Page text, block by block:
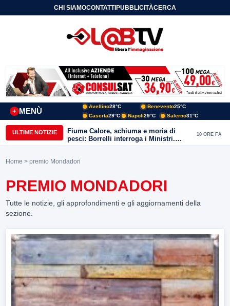
CHI SIAMOCONTATTIPUBBLICITÀCERCA
MENÙ
+
Avellino28°C Benevento25°C
Caserta29°C Napoli29°C Salerno31°C
ULTIME NOTIZIE
Fiume Calore, schiuma e moria di
pesci: Borrelli interroga i Ministri.
“Benevento paga l’assenza del
10 ORE FA
Home > premio Mondadori
PREMIO MONDADORI
Tutte le notizie, gli approfondimenti e gli aggiornamenti della
sezione.